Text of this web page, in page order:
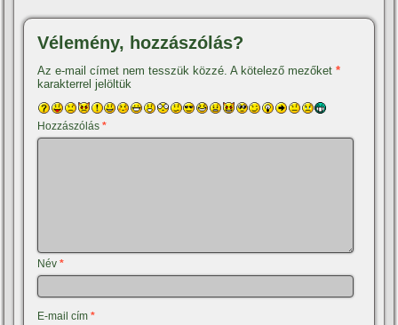
Vélemény, hozzászólás?
Az e-mail címet nem tesszük közzé. A kötelező mezőket*
karakterrel jelöltük
Hozzászólás*
Név*
E-mail cím*